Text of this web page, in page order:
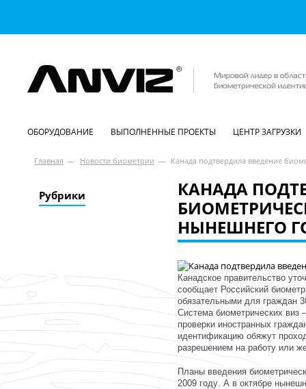
ОБОРУДОВАНИЕ ВЫПОЛНЕННЫЕ ПРОЕКТЫ ЦЕНТР ЗАГРУЗКИ
Главная — Новости биометрии — Канада подтвердила введение
Рубрики
КАНАДА
НЫНЕШНЕГО
Канадское правительство
сообщает Российский
обязательными для граждан
Система биометрических
проверки иностранных
идентификацию обяжут
разрешением на работу или
Планы введения
2009 году. А в октябре